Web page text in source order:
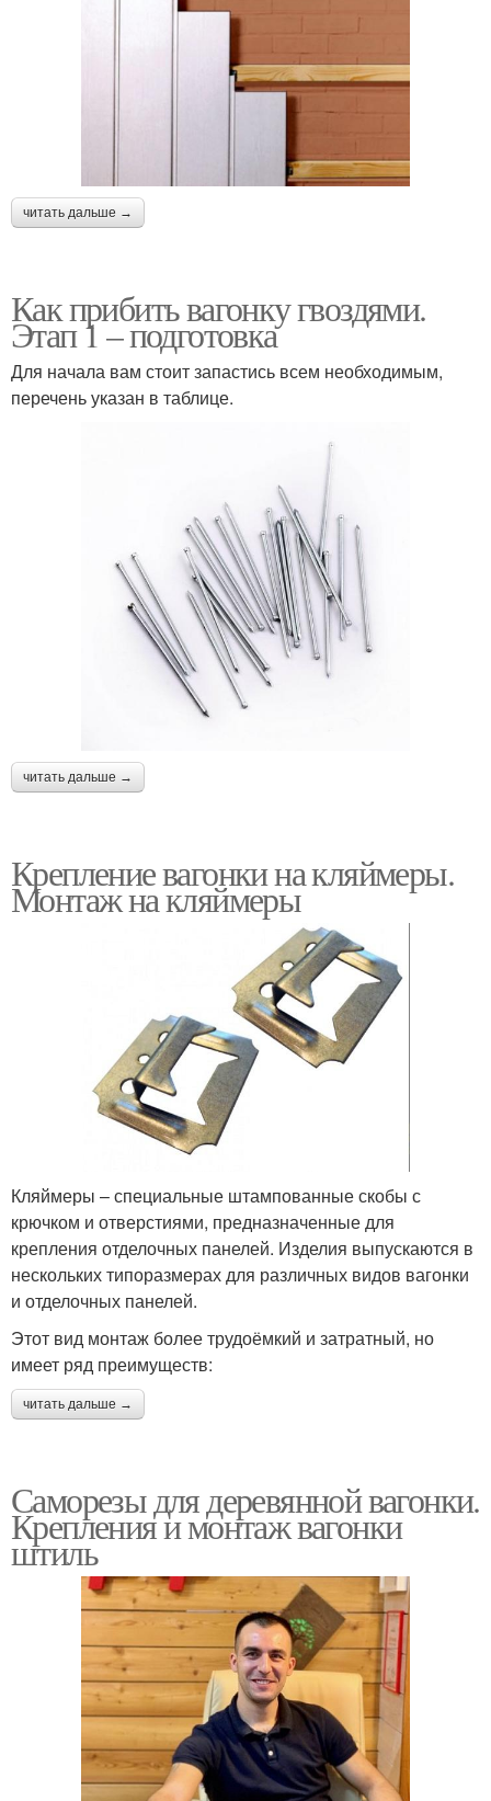
читать дальше →
Как прибить вагонку гвоздями.
Этап 1 – подготовка
Для начала вам стоит запастись всем необходимым,
перечень указан в таблице.
читать дальше →
Крепление вагонки на кляймеры.
Монтаж на кляймеры
Кляймеры – специальные штампованные скобы с
крючком и отверстиями, предназначенные для
крепления отделочных панелей. Изделия выпускаются в
нескольких типоразмерах для различных видов вагонки
и отделочных панелей.
Этот вид монтаж более трудоёмкий и затратный, но
имеет ряд преимуществ:
читать дальше →
Саморезы для деревянной вагонки.
Крепления и монтаж вагонки
штиль